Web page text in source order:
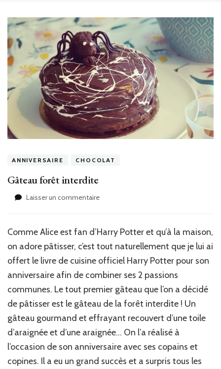
ANNIVERSAIRE CHOCOLAT
Gâteau forêt interdite
Laisser un commentairesur
interdite
Comme Alice est fan d’Harry Potter et qu’à la maison,
on adore pâtisser, c’est tout naturellement que je lui ai
offert le livre de cuisine officiel Harry Potter pour son
anniversaire afin de combiner ses 2 passions
communes. Le tout premier gâteau que l’on a décidé
de pâtisser est le gâteau de la forêt interdite ! Un
gâteau gourmand et effrayant recouvert d’une toile
d’araignée et d’une araignée… On l’a réalisé à
l’occasion de son anniversaire avec ses copains et
copines. Il a eu un grand succès et a surpris tous les